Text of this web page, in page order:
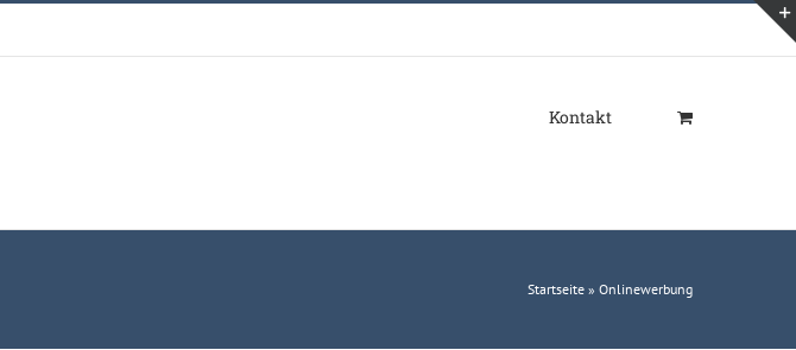
Kontakt
Startseite » Onlinewerbung